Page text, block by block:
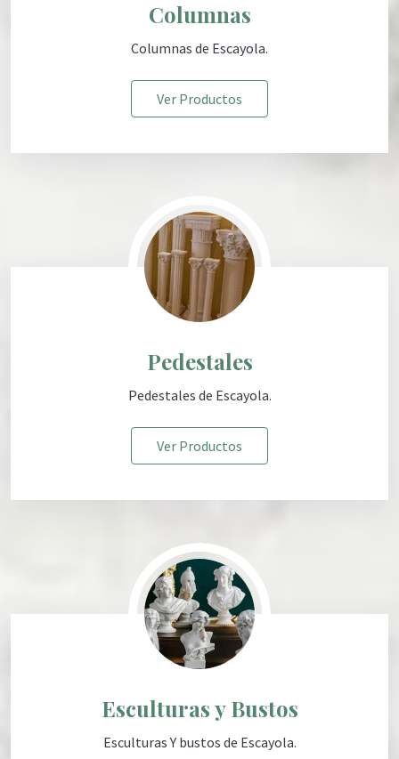
Columnas
Columnas de Escayola.
Ver Productos
Pedestales
Pedestales de Escayola.
Ver Productos
Esculturas y Bustos
Esculturas Y bustos de Escayola.